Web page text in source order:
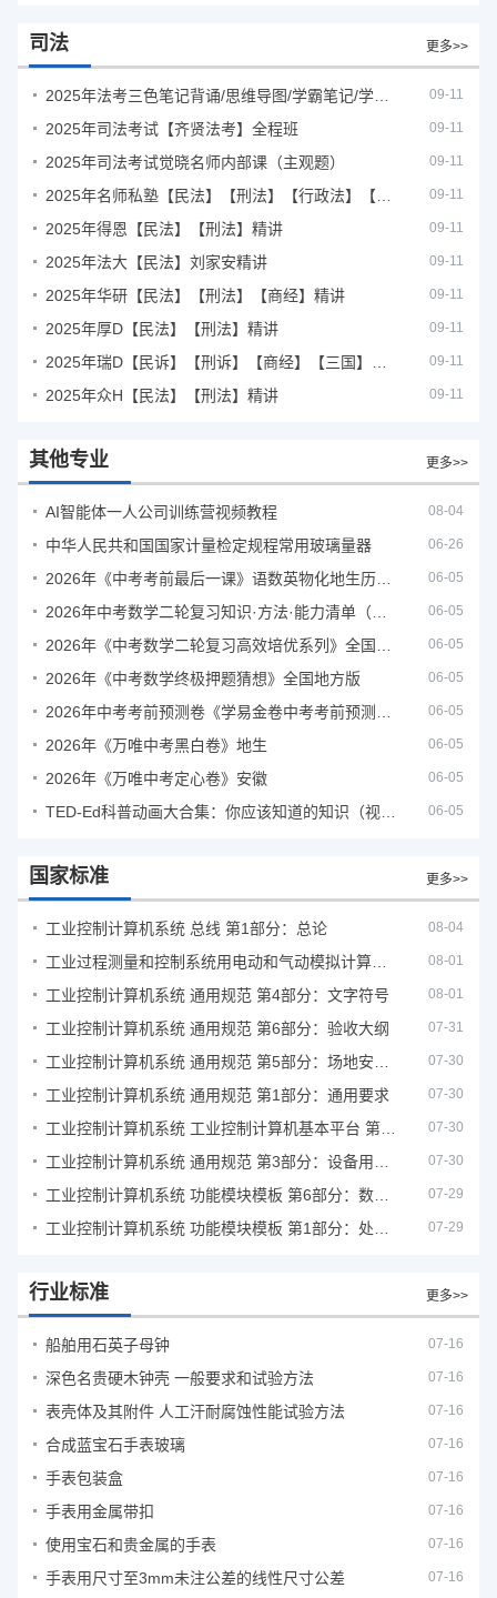
司法 更多>>
09-11
2025年司法考试【齐贤法考】全程班 09-11
2025年司法考试觉晓名师内部课（主观题） 09-11
09-11
2025年得恩【民法】【刑法】精讲 09-11
2025年法大【民法】刘家安精讲 09-11
2025年华研【民法】【刑法】【商经】精讲 09-11
2025年厚D【民法】【刑法】精讲 09-11
09-11
2025年众H【民法】【刑法】精讲 09-11
其他专业 更多>>
AI智能体一人公司训练营视频教程 08-04
中华人民共和国国家计量检定规程常用玻璃量器 06-26
06-05
06-05
06-05
2026年《中考数学终极押题猜想》全国地方版 06-05
06-05
2026年《万唯中考黑白卷》地生 06-05
2026年《万唯中考定心卷》安徽 06-05
06-05
国家标准 更多>>
工业控制计算机系统 总线 第1部分：总论 08-04
08-01
工业控制计算机系统 通用规范 第4部分：文字符号 08-01
工业控制计算机系统 通用规范 第6部分：验收大纲 07-31
07-30
工业控制计算机系统 通用规范 第1部分：通用要求 07-30
07-30
07-30
07-29
07-29
行业标准 更多>>
船舶用石英子母钟 07-16
深色名贵硬木钟壳 一般要求和试验方法 07-16
表壳体及其附件 人工汗耐腐蚀性能试验方法 07-16
合成蓝宝石手表玻璃 07-16
手表包装盒 07-16
手表用金属带扣 07-16
使用宝石和贵金属的手表 07-16
手表用尺寸至3mm未注公差的线性尺寸公差 07-16